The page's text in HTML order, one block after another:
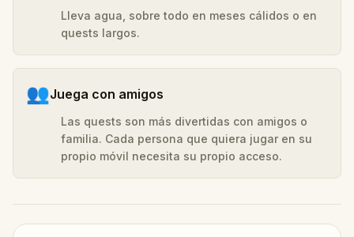
Lleva agua, sobre todo en meses cálidos o en
quests largos.
👥Juega con amigos
Las quests son más divertidas con amigos o
familia. Cada persona que quiera jugar en su
propio móvil necesita su propio acceso.